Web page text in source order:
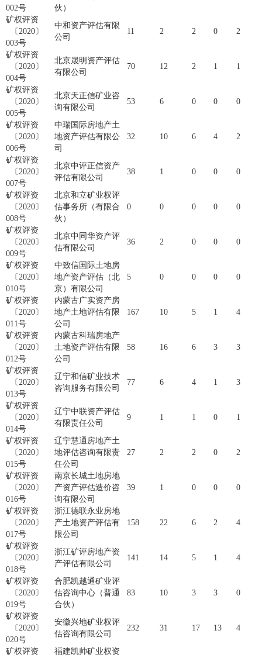
002号
伙）
矿权评资
〔2020〕
003号
中和资产评估有限
公司
11 2 2 0 2
矿权评资
〔2020〕
004号
北京晟明资产评估
有限公司
70 12 2 1 1
矿权评资
〔2020〕
005号
北京天正信矿业咨
询有限公司
53 6 0 0 0
矿权评资
〔2020〕
006号
中瑞国际房地产土
地资产评估有限公
司
32 10 6 4 2
矿权评资
〔2020〕
007号
北京中评正信资产
评估有限公司
38 1 0 0 0
矿权评资
〔2020〕
008号
北京和立矿业权评
估事务所（有限合
伙）
0 0 0 0 0
矿权评资
〔2020〕
009号
北京中同华资产评
估有限公司
36 2 0 0 0
矿权评资
〔2020〕
010号
中致信国际土地房
地产资产评估（北
京）有限公司
5 0 0 0 0
矿权评资
〔2020〕
011号
内蒙古广实资产房
地产土地评估有限
公司
167 10 5 1 4
矿权评资
〔2020〕
012号
内蒙古科瑞房地产
土地资产评估有限
公司
58 16 6 3 3
矿权评资
〔2020〕
013号
辽宁和信矿业技术
咨询服务有限公司
77 6 4 1 3
矿权评资
〔2020〕
014号
辽宁中联资产评估
有限责任公司
9 1 1 0 1
矿权评资
〔2020〕
015号
辽宁慧通房地产土
地评估咨询有限责
任公司
27 2 2 0 2
矿权评资
〔2020〕
016号
南京长城土地房地
产资产评估造价咨
询有限公司
39 1 0 0 0
矿权评资
〔2020〕
017号
浙江德联永业房地
产土地资产评估有
限公司
158 22 6 2 4
矿权评资
〔2020〕
018号
浙江矿评房地产资
产评估有限公司
141 14 5 1 4
矿权评资
〔2020〕
019号
合肥凯越通矿业评
估咨询中心（普通
合伙）
83 10 3 3 0
矿权评资
〔2020〕
020号
安徽兴地矿业权评
估咨询有限公司
232 31 17 13 4
矿权评资
福建凯帅矿业权资